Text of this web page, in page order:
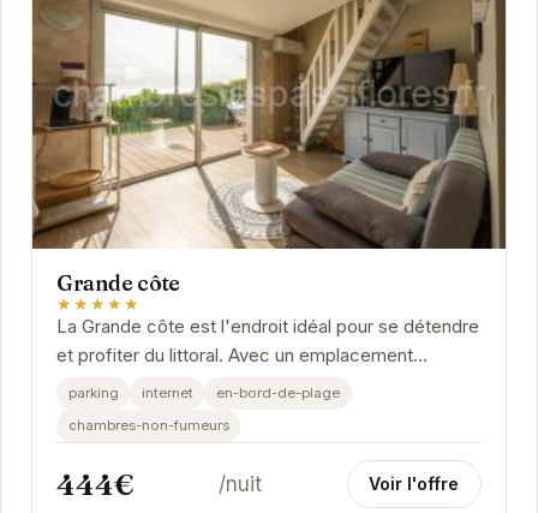
Grande côte
★★★★★
La Grande côte est l'endroit idéal pour se détendre
et profiter du littoral. Avec un emplacement
privilégié à Saint-Palais-sur-Mer, vous serez...
parking internet
en-bord-de-plage
chambres-non-fumeurs
444€ /nuit Voir l'offre